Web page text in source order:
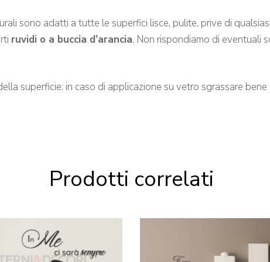
sono adatti a tutte le superfici lisce, pulite, prive di
ruvidi o a buccia d’arancia. Non rispondiamo di eventuali
superficie: in caso di applicazione su vetro sgrassare
Prodotti correlati